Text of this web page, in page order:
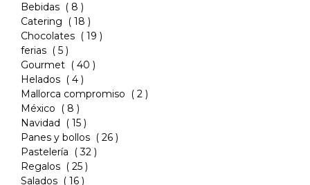
Bebidas ( 8 )
Catering ( 18 )
Chocolates ( 19 )
ferias ( 5 )
Gourmet ( 40 )
Helados ( 4 )
Mallorca compromiso ( 2 )
México ( 8 )
Navidad ( 15 )
Panes y bollos ( 26 )
Pastelería ( 32 )
Regalos ( 25 )
Salados ( 16 )